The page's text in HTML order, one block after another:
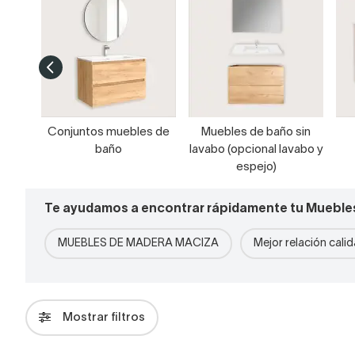
Conjuntos muebles de
baño
Muebles de baño sin
lavabo (opcional lavabo y
espejo)
Te ayudamos a encontrar rápidamente tu
MUEBLES DE MADERA MACIZA Mejor relación
Mostrar filtros